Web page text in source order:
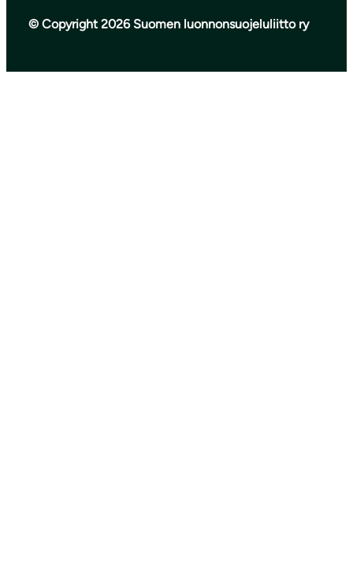
© Copyright 2026 Suomen luonnonsuojeluliitto ry